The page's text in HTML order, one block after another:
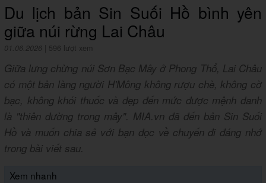
Du lịch bản Sin Suối Hồ bình yên
giữa núi rừng Lai Châu
01.06.2026 596 lượt xem
Giữa lưng chừng núi Sơn Bạc Mây ở Phong Thổ, Lai Châu
có một bản làng người H'Mông không rượu chè, không cờ
bạc, không khói thuốc và đẹp đến mức được mệnh danh
là "thiên đường trong mây". MIA.vn đã đến bản Sin Suối
Hồ và muốn chia sẻ với bạn đọc về chuyến đi đáng nhớ
trong bài viết sau.
Xem nhanh